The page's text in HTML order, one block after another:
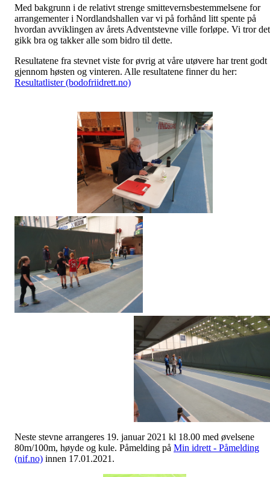
Med bakgrunn i de relativt strenge smittevernsbestemmelsene for
arrangementer i Nordlandshallen var vi på forhånd litt spente på
hvordan avviklingen av årets Adventstevne ville forløpe. Vi tror det
gikk bra og takker alle som bidro til dette.
Resultatene fra stevnet viste for øvrig at våre utøvere har trent godt
gjennom høsten og vinteren. Alle resultatene finner du her:
Resultatlister (bodofriidrett.no)
Neste stevne arrangeres 19. januar 2021 kl 18.00 med øvelsene
80m/100m, høyde og kule. Påmelding på Min idrett - Påmelding
(nif.no) innen 17.01.2021.